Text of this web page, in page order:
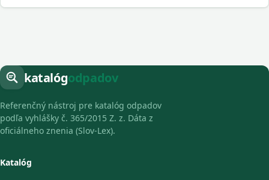
katalógodpadov
Referenčný nástroj pre katalóg odpadov
podľa vyhlášky č. 365/2015 Z. z. Dáta z
oficiálneho znenia (Slov-Lex).
Katalóg